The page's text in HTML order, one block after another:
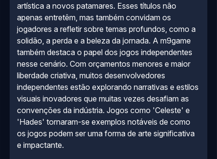
artística a novos patamares. Esses títulos não
apenas entretêm, mas também convidam os
jogadores a refletir sobre temas profundos, como a
solidão, a perda e a beleza da jornada. A m9game
também destaca o papel dos jogos independentes
nesse cenário. Com orçamentos menores e maior
liberdade criativa, muitos desenvolvedores
independentes estão explorando narrativas e estilos
visuais inovadores que muitas vezes desafiam as
convenções da indústria. Jogos como 'Celeste' e
'Hades' tornaram-se exemplos notáveis de como
os jogos podem ser uma forma de arte significativa
e impactante.